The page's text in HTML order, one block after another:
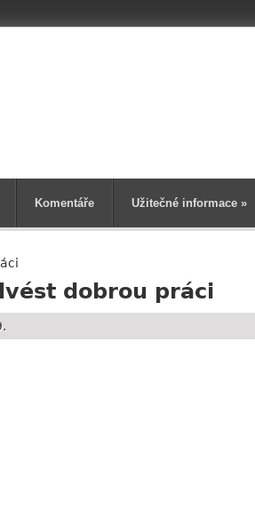
Komentáře Užitečné informace »
dobrou práci